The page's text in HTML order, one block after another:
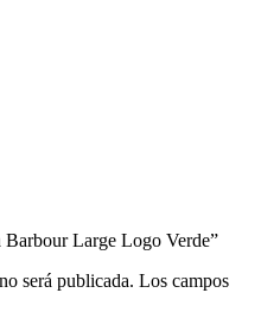
Barbour Large Logo Verde”
será publicada. Los campos